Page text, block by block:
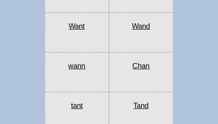
Want Wand
wann Chan
tant Tand